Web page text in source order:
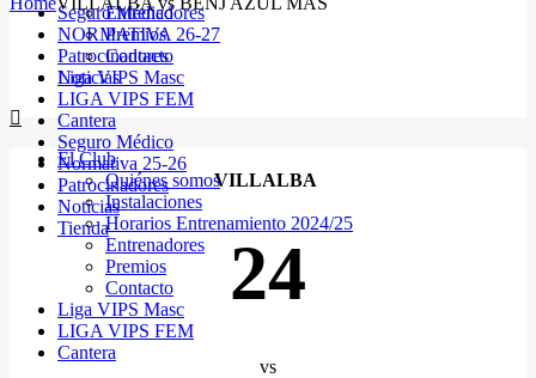
Seguro Médico
NORMATIVA 26-27
Patrocinadores
Noticias
El Club
Quiénes somos
Instalaciones
Horarios Entrenamiento 2024/25
Entrenadores
Premios
Contacto
Liga VIPS Masc
LIGA VIPS FEM
Cantera
Entrenadores
Premios
Contacto
Liga VIPS Masc
LIGA VIPS FEM
Cantera
Seguro Médico
Normativa 25-26
Patrocinadores
Noticias
Tienda
VILLALBA
24
vs